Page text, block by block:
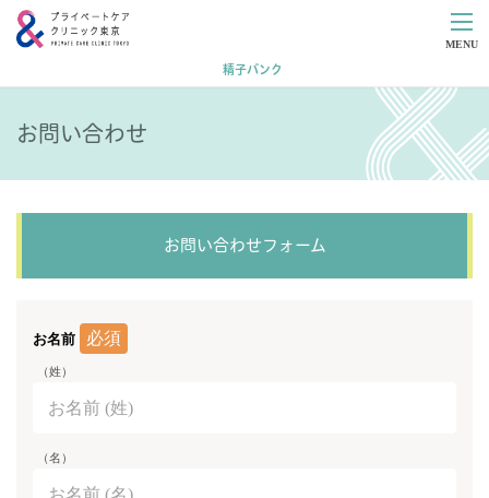
MENU
精子バンク
お問い合わせ
お問い合わせフォーム
お名前 必須
（姓）
（名）